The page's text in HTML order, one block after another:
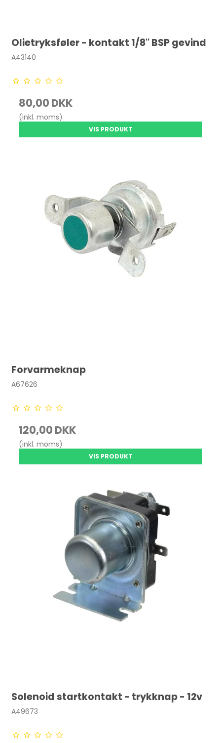
Olietryksføler - kontakt 1/8'' BSP gevind
A43140
80,00 DKK
(inkl. moms)
VIS PRODUKT
Forvarmeknap
A67626
120,00 DKK
(inkl. moms)
VIS PRODUKT
Solenoid startkontakt - trykknap - 12v
A49673